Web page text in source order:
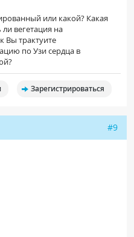
или какой? Какая
вегетация на
Вы трактуите
по Узи сердца в
Зарегистрироваться
#9